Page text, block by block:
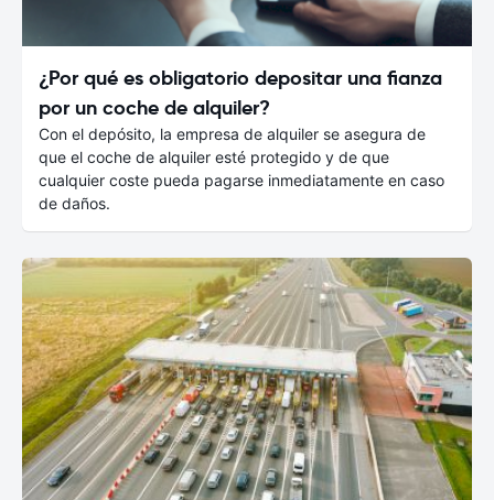
¿Por qué es obligatorio depositar una fianza
por un coche de alquiler?
Con el depósito, la empresa de alquiler se asegura de
que el coche de alquiler esté protegido y de que
cualquier coste pueda pagarse inmediatamente en caso
de daños.